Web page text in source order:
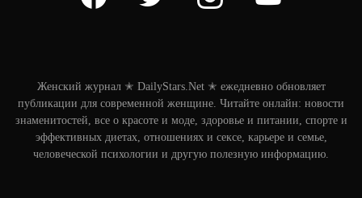
Женский журнал ✭ DailyStars.Net ✭ ежедневно обновляет
публикации для современной женщине. Читайте онлайн: новости
знаменитостей, все о красоте и моде, здоровье и питании, спорте и
эффективных диетах, отношениях и сексе, карьере и семье,
человеческой психологии и другую полезную информацию.